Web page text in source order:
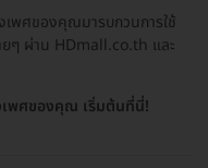
เพศของคุณมารบกวนการใช้
ยๆ ผ่าน HDmall.co.th และ
เพศของคุณ เริ่มต้นที่นี่!